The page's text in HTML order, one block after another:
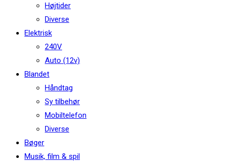
Højtider
Diverse
Elektrisk
240V
Auto (12v)
Blandet
Håndtag
Sy tilbehør
Mobiltelefon
Diverse
Bøger
Musik, film & spil